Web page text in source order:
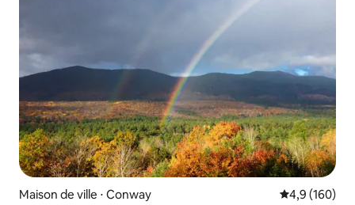
Maison de ville ⋅ Conway Évaluation
4,9 (160)